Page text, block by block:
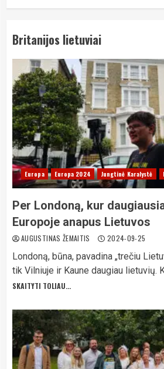
Britanijos lietuviai
Europa Europa 2024 Jungtinė Karalystė
Per Londoną, kur
Europoje anapus Lietuvos
AUGUSTINAS ŽEMAITIS 2024-09-25
Londoną, būna, pavadina „trečiu
tik Vilniuje ir Kaune daugiau lietuvių.
SKAITYTI TOLIAU...